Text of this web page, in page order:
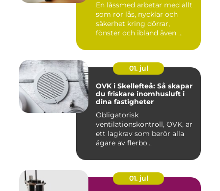
En låssmed arbetar med allt
som rör lås, nycklar och
säkerhet kring dörrar,
fönster och ibland även ...
01. jul
OVK i Skellefteå: Så skapar
du friskare inomhusluft i
dina fastigheter
Obligatorisk
ventilationskontroll, OVK, är
ett lagkrav som berör alla
ägare av flerbo...
01. jul